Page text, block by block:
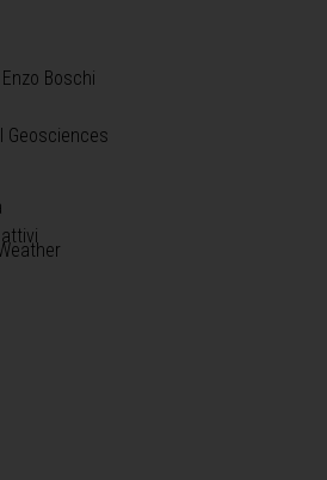
Boschi
Geosciences